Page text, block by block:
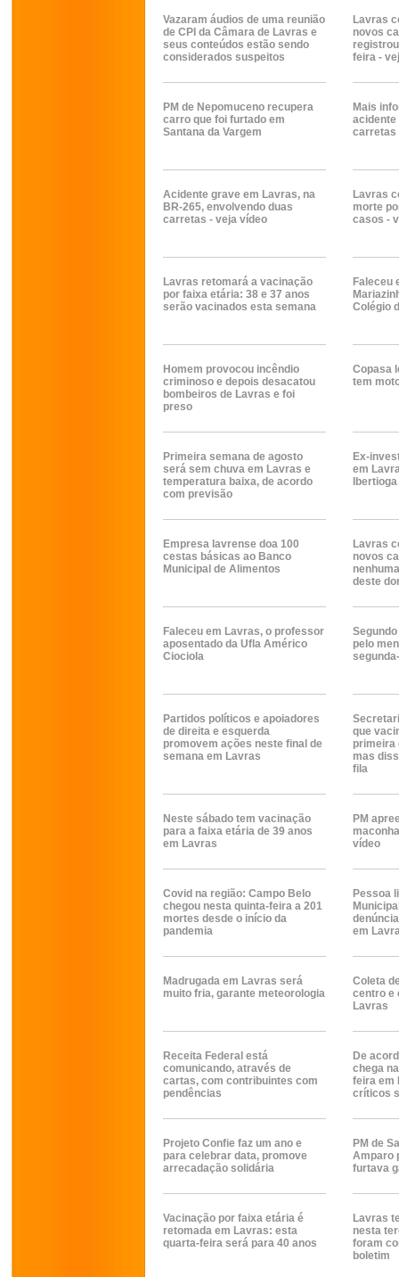
Vazaram áudios de uma reunião
de CPI da Câmara de Lavras e
seus conteúdos estão sendo
considerados suspeitos
Lavras
novos
feira -
PM de Nepomuceno recupera
carro que foi furtado em
Santana da Vargem
Mais
acidente
carretas
Acidente grave em Lavras, na
BR-265, envolvendo duas
carretas - veja vídeo
Lavras
morte
casos -
Lavras retomará a vacinação
por faixa etária: 38 e 37 anos
serão vacinados esta semana
Faleceu
Colégio
Homem provocou incêndio
criminoso e depois desacatou
bombeiros de Lavras e foi
preso
Copasa
tem
Primeira semana de agosto
será sem chuva em Lavras e
temperatura baixa, de acordo
com previsão
Ex-
em
Ibertioga
Empresa lavrense doa 100
cestas básicas ao Banco
Municipal de Alimentos
Lavras
novos
deste
Faleceu em Lavras, o professor
aposentado da Ufla Américo
Ciociola
pelo
Partidos políticos e apoiadores
de direita e esquerda
promovem ações neste final de
semana em Lavras
que
primeira
mas
fila
Neste sábado tem vacinação
para a faixa etária de 39 anos
em Lavras
PM
vídeo
Covid na região: Campo Belo
chegou nesta quinta-feira a 201
mortes desde o início da
pandemia
Pessoa
em
Madrugada em Lavras será
muito fria, garante meteorologia
Coleta
centro e
Lavras
Receita Federal está
comunicando, através de
cartas, com contribuintes com
pendências
De
chega
feira em
críticos
Projeto Confie faz um ano e
para celebrar data, promove
arrecadação solidária
PM de
Amparo
furtava
Vacinação por faixa etária é
retomada em Lavras: esta
quarta-feira será para 40 anos
Lavras
nesta
foram
boletim